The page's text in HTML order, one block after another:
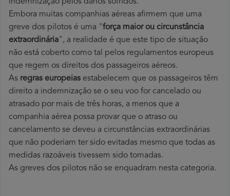
indemnização pelos danos sofridos.
Embora muitas companhias aéreas afirmem que uma
greve dos pilotos é uma "força maior ou circunstância
extraordinária", a realidade é que este tipo de situação
não está coberto como tal pelos regulamentos europeus
que regem os direitos dos passageiros aéreos.
As regras europeias estabelecem que os passageiros têm
direito a indemnização se o seu voo for cancelado ou
atrasado por mais de três horas, a menos que a
companhia aérea possa provar que o atraso ou
cancelamento se deveu a circunstâncias extraordinárias
que não poderiam ter sido evitadas mesmo que todas as
medidas razoáveis tivessem sido tomadas.
As greves dos pilotos não se enquadram nesta categoria.